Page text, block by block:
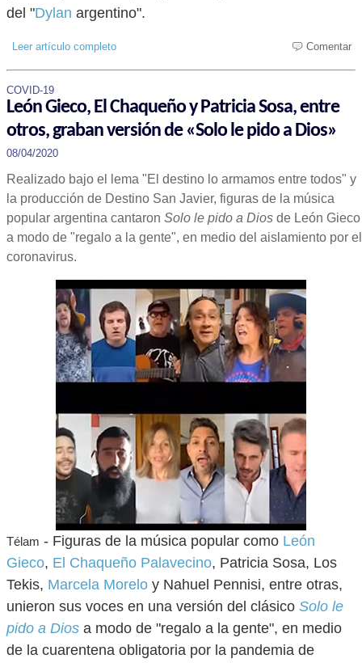
del "Dylan argentino".
Leer artículo completo Comentar
COVID-19
León Gieco, El Chaqueño y Patricia Sosa, entre
otros, graban versión de «Solo le pido a Dios»
08/04/2020
Realizado bajo el lema "El destino lo armamos entre todos" y
la producción de Destino San Javier, figuras de la música
popular argentina cantaron Solo le pido a Dios de León Gieco
a modo de "regalo a la gente", en medio del aislamiento por el
coronavirus.
Télam - Figuras de la música popular como León
Gieco, El Chaqueño Palavecino, Patricia Sosa, Los
Tekis, Marcela Morelo y Nahuel Pennisi, entre otras,
unieron sus voces en una versión del clásico Solo le
pido a Dios a modo de "regalo a la gente", en medio
de la cuarentena obligatoria por la pandemia de